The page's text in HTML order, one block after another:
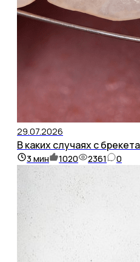
29.07.2026
В каких случаях с
3 мин 1020 2361 0